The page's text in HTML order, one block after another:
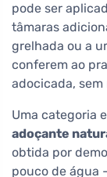
pode ser
tâmaras
grelhada ou a
conferem ao
adocicada,
Uma categoria
adoçante
obtida por
pouco de água